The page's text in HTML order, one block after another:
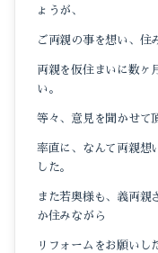
ょうが、
ご両親の事を想い、住
両親を仮住まいに数ヶ
い。
等々、意見を聞かせて
率直に、なんて両親想
した。
また若奥様も、義両親
か住みながら
リフォームをお願いし